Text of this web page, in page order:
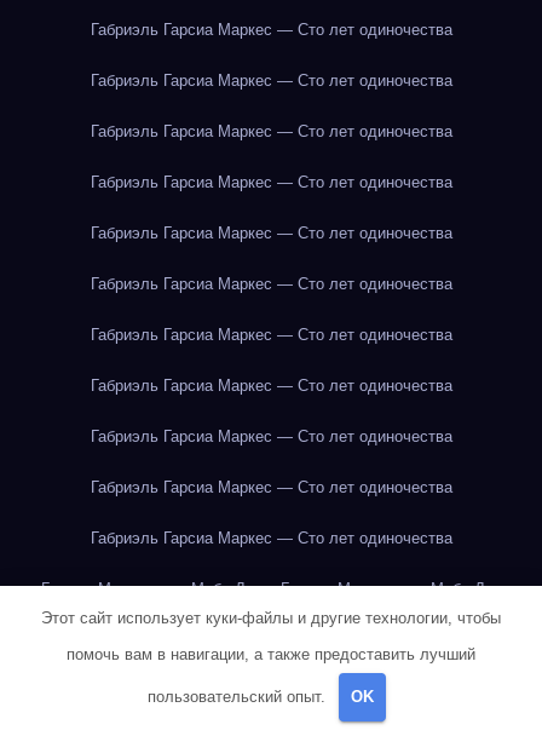
Габриэль Гарсиа Маркес — Сто лет одиночества
Габриэль Гарсиа Маркес — Сто лет одиночества
Габриэль Гарсиа Маркес — Сто лет одиночества
Габриэль Гарсиа Маркес — Сто лет одиночества
Габриэль Гарсиа Маркес — Сто лет одиночества
Габриэль Гарсиа Маркес — Сто лет одиночества
Габриэль Гарсиа Маркес — Сто лет одиночества
Габриэль Гарсиа Маркес — Сто лет одиночества
Габриэль Гарсиа Маркес — Сто лет одиночества
Габриэль Гарсиа Маркес — Сто лет одиночества
Габриэль Гарсиа Маркес — Сто лет одиночества
Герман Мелвилл — Моби Дик Герман Мелвилл — Моби Дик
Говядина Говядина Говядина
Этот сайт использует куки-файлы и другие технологии, чтобы
помочь вам в навигации, а также предоставить лучший
пользовательский опыт. OK